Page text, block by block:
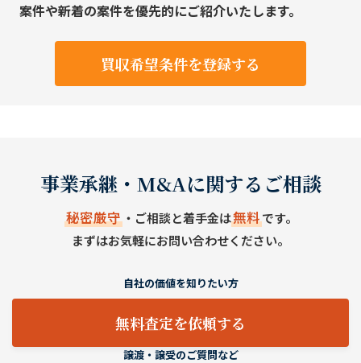
案件や新着の案件を優先的にご紹介いたします。
買収希望条件を登録する
事業承継・M&Aに関するご相談
秘密厳守・ご相談と着手金は無料です。
まずはお気軽にお問い合わせください。
自社の価値を知りたい方
無料査定を依頼する
譲渡・譲受のご質問など